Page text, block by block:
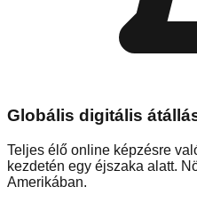
Globális digitális
Teljes élő online képzésre
kezdetén egy éjszaka alatt.
Amerikában.